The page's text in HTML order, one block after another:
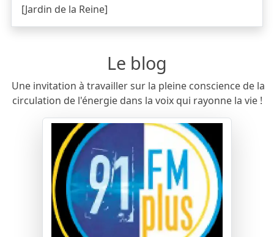
[Jardin de la Reine]
Le blog
Une invitation à travailler sur la pleine conscience de la
circulation de l'énergie dans la voix qui rayonne la vie !